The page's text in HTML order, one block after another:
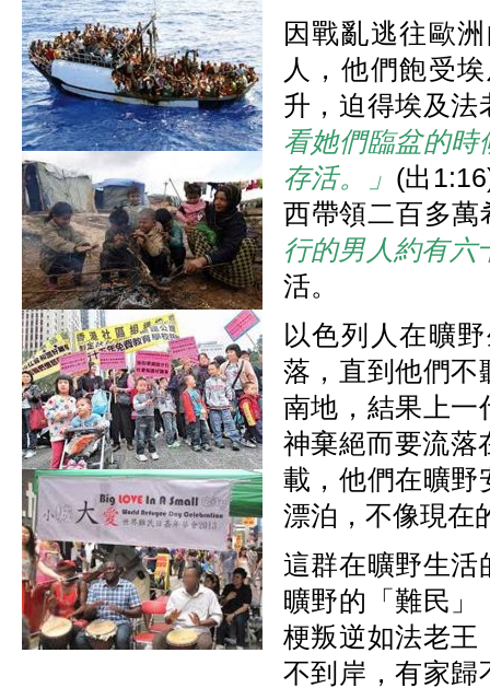
因戰亂逃往歐
人，他們飽受
升，迫得埃及法
看她們臨盆的時
存活。」 (出
西帶領二百多
行的男人約有六
活。
以色列人在曠
落，直到他們不
南地，結果上一
神棄絕而要流落
載，他們在曠野
漂泊，不像現在
這群在曠野生活
曠野的「難民」
梗叛逆如法老王
不到岸，有家歸